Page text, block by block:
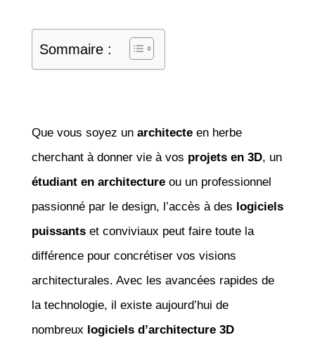
Sommaire :
Que vous soyez unarchitecteen herbe
cherchant à donner vie à vos projets en 3D, un
étudiant en architectureou un professionnel
passionné par le design, l’accès à des logiciels
puissantset conviviaux peut faire toute la
différence pour concrétiser vos visions
architecturales. Avec les avancées rapides de
la technologie, il existe aujourd’hui de
nombreux logiciels d’architecture 3D